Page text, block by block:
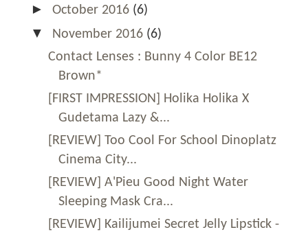
► October 2016 (6)
▼ November 2016 (6)
Contact Lenses : Bunny 4 Color BE12
Brown*
[FIRST IMPRESSION] Holika Holika X
Gudetama Lazy &...
[REVIEW] Too Cool For School Dinoplatz
Cinema City...
[REVIEW] A'Pieu Good Night Water
Sleeping Mask Cra...
[REVIEW] Kailijumei Secret Jelly Lipstick -